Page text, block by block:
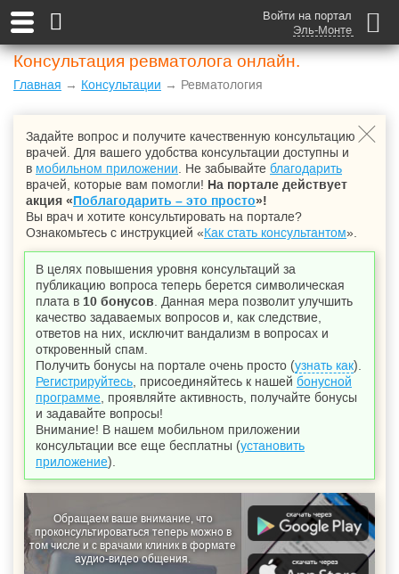
Войти на портал
Эль-Монте
Консультация ревматолога онлайн.
Главная → Консультации → Ревматология
Задайте вопрос и получите качественную консультацию
врачей. Для вашего удобства консультации доступны и
в мобильном приложении . Не забывайте благодарить
врачей, которые вам помогли! На портале действует
акция «Поблагодарить – это просто»!
Вы врач и хотите консультировать на портале?
Ознакомьтесь с инструкцией «Как стать консультантом».
В целях повышения уровня консультаций за
публикацию вопроса теперь берется символическая
плата в 10 бонусов . Данная мера позволит улучшить
качество задаваемых вопросов и, как следствие,
ответов на них, исключит вандализм в вопросах и
откровенный спам.
Получить бонусы на портале очень просто (узнать как).
Регистрируйтесь , присоединяйтесь к нашей бонусной
программе , проявляйте активность, получайте бонусы
и задавайте вопросы!
Внимание! В нашем мобильном приложении
консультации все еще бесплатны (установить
приложение).
Обращаем ваше внимание, что
проконсультироваться теперь можно в
том числе и с врачами клиник в формате
аудио-видео общения.